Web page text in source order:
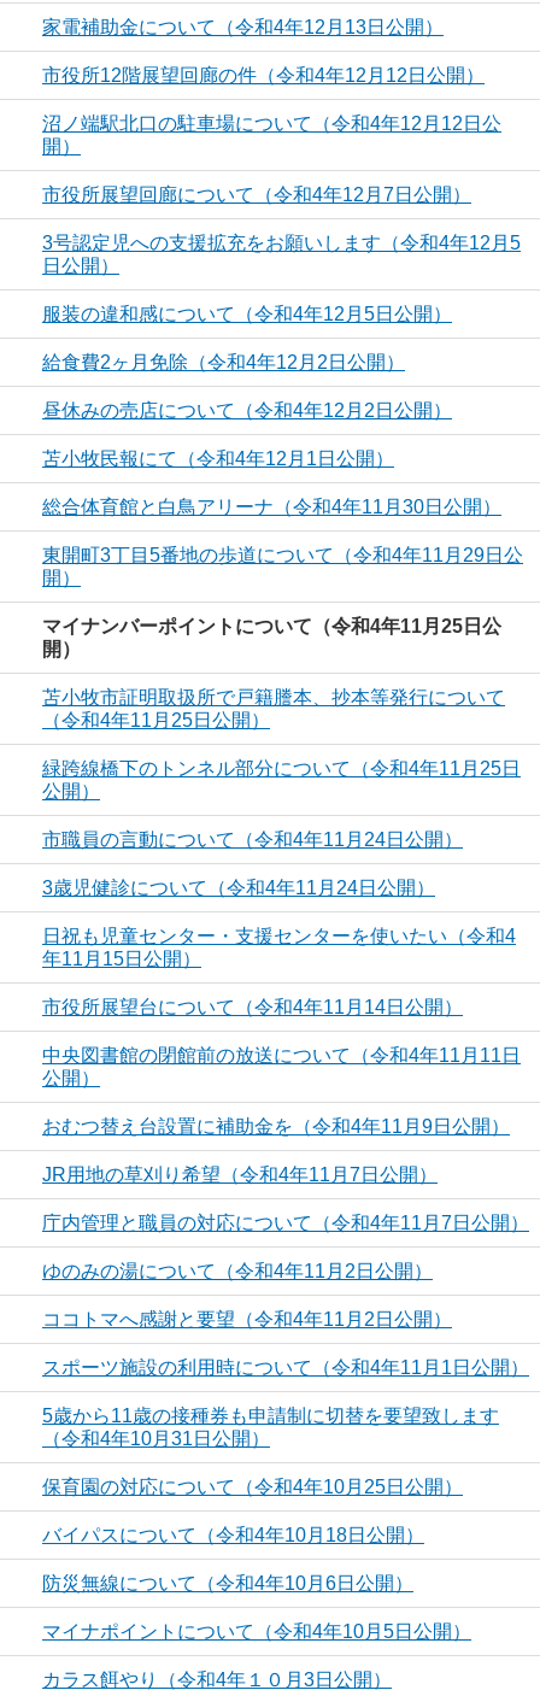
家電補助金について（令和4年12月13日公開）
市役所12階展望回廊の件（令和4年12月12日公開）
沼ノ端駅北口の駐車場について（令和4年12月12日公
開）
市役所展望回廊について（令和4年12月7日公開）
3号認定児への支援拡充をお願いします（令和4年12月5
日公開）
服装の違和感について（令和4年12月5日公開）
給食費2ヶ月免除（令和4年12月2日公開）
昼休みの売店について（令和4年12月2日公開）
苫小牧民報にて（令和4年12月1日公開）
総合体育館と白鳥アリーナ（令和4年11月30日公開）
東開町3丁目5番地の歩道について（令和4年11月29日公
開）
マイナンバーポイントについて（令和4年11月25日公
開）
苫小牧市証明取扱所で戸籍謄本、抄本等発行について
（令和4年11月25日公開）
緑跨線橋下のトンネル部分について（令和4年11月25日
公開）
市職員の言動について（令和4年11月24日公開）
3歳児健診について（令和4年11月24日公開）
日祝も児童センター・支援センターを使いたい（令和4
年11月15日公開）
市役所展望台について（令和4年11月14日公開）
中央図書館の閉館前の放送について（令和4年11月11日
公開）
おむつ替え台設置に補助金を（令和4年11月9日公開）
JR用地の草刈り希望（令和4年11月7日公開）
庁内管理と職員の対応について（令和4年11月7日公開）
ゆのみの湯について（令和4年11月2日公開）
ココトマへ感謝と要望（令和4年11月2日公開）
スポーツ施設の利用時について（令和4年11月1日公開）
5歳から11歳の接種券も申請制に切替を要望致します
（令和4年10月31日公開）
保育園の対応について（令和4年10月25日公開）
バイパスについて（令和4年10月18日公開）
防災無線について（令和4年10月6日公開）
マイナポイントについて（令和4年10月5日公開）
カラス餌やり（令和4年１０月3日公開）